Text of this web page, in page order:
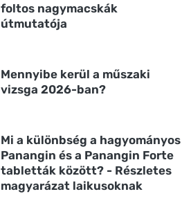
foltos nagymacskák
útmutatója
Mennyibe kerül a műszaki
vizsga 2026-ban?
Mi a különbség a hagyományos
Panangin és a Panangin Forte
tabletták között? - Részletes
magyarázat laikusoknak